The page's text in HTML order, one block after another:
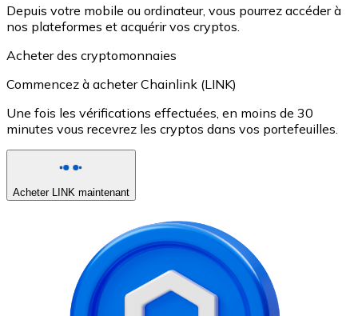
Depuis votre mobile ou ordinateur, vous pourrez accéder à
nos plateformes et acquérir vos cryptos.
Acheter des cryptomonnaies
Commencez à acheter Chainlink (LINK)
Une fois les vérifications effectuées, en moins de 30
minutes vous recevrez les cryptos dans vos portefeuilles.
Acheter LINK maintenant